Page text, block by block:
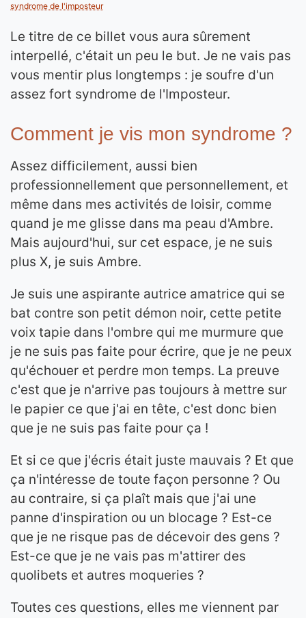
syndrome de l'imposteur
Le titre de ce billet vous aura sûrement
interpellé, c'était un peu le but. Je ne vais pas
vous mentir plus longtemps : je soufre d'un
assez fort syndrome de l'Imposteur.
Comment je vis mon syndrome ?
Assez difficilement, aussi bien
professionnellement que personnellement, et
même dans mes activités de loisir, comme
quand je me glisse dans ma peau d'Ambre.
Mais aujourd'hui, sur cet espace, je ne suis
plus X, je suis Ambre.
Je suis une aspirante autrice amatrice qui se
bat contre son petit démon noir, cette petite
voix tapie dans l'ombre qui me murmure que
je ne suis pas faite pour écrire, que je ne peux
qu'échouer et perdre mon temps. La preuve
c'est que je n'arrive pas toujours à mettre sur
le papier ce que j'ai en tête, c'est donc bien
que je ne suis pas faite pour ça !
Et si ce que j'écris était juste mauvais ? Et que
ça n'intéresse de toute façon personne ? Ou
au contraire, si ça plaît mais que j'ai une
panne d'inspiration ou un blocage ? Est-ce
que je ne risque pas de décevoir des gens ?
Est-ce que je ne vais pas m'attirer des
quolibets et autres moqueries ?
Toutes ces questions, elles me viennent par